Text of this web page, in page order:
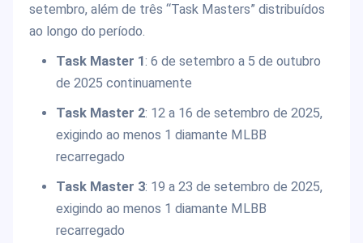
setembro, além de três “Task Masters” distribuídos
ao longo do período.
Task Master 1: 6 de setembro a 5 de outubro
de 2025 continuamente
Task Master 2: 12 a 16 de setembro de 2025,
exigindo ao menos 1 diamante MLBB
recarregado
Task Master 3: 19 a 23 de setembro de 2025,
exigindo ao menos 1 diamante MLBB
recarregado